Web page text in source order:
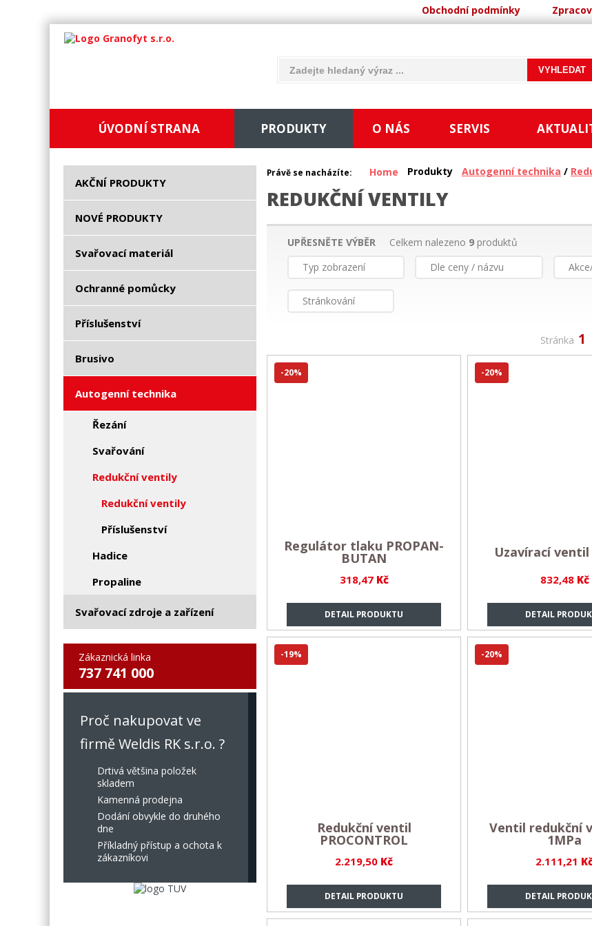
Obchodní podmínky
ÚVODNÍ STRANA PRODUKTY O NÁS SERVIS
AKČNÍ PRODUKTY
NOVÉ PRODUKTY
Svařovací materiál
Ochranné pomůcky
Příslušenství
Brusivo
Autogenní technika
Řezání
Svařování
Redukční ventily
Redukční ventily
Příslušenství
Hadice
Propaline
Svařovací zdroje a zařízení
Zákaznická linka
737 741 000
Proč nakupovat ve
firmě Weldis RK s.r.o. ?
Drtivá většina položek
skladem
Kamenná prodejna
Dodání obvykle do druhého
dne
Příkladný přístup a ochota k
zákazníkovi
Právě se nacházíte: Home Produkty Autogenní technika /
REDUKČNÍ VENTILY
UPŘESNĚTE VÝBĚR Celkem nalezeno 9 produktů
Typ zobrazení
Dle ceny / názvu
Stránkování
Stránka 1
318,47 Kč
DETAIL PRODUKTU
Regulátor tlaku PROPAN-
BUTAN
-20%
832,48 Kč
DETAIL
Uzavírací ventil
-20%
2.219,50 Kč
DETAIL PRODUKTU
Redukční ventil
PROCONTROL
-19%
2.111,21
DETAIL
Ventil redukční
1MPa
-20%